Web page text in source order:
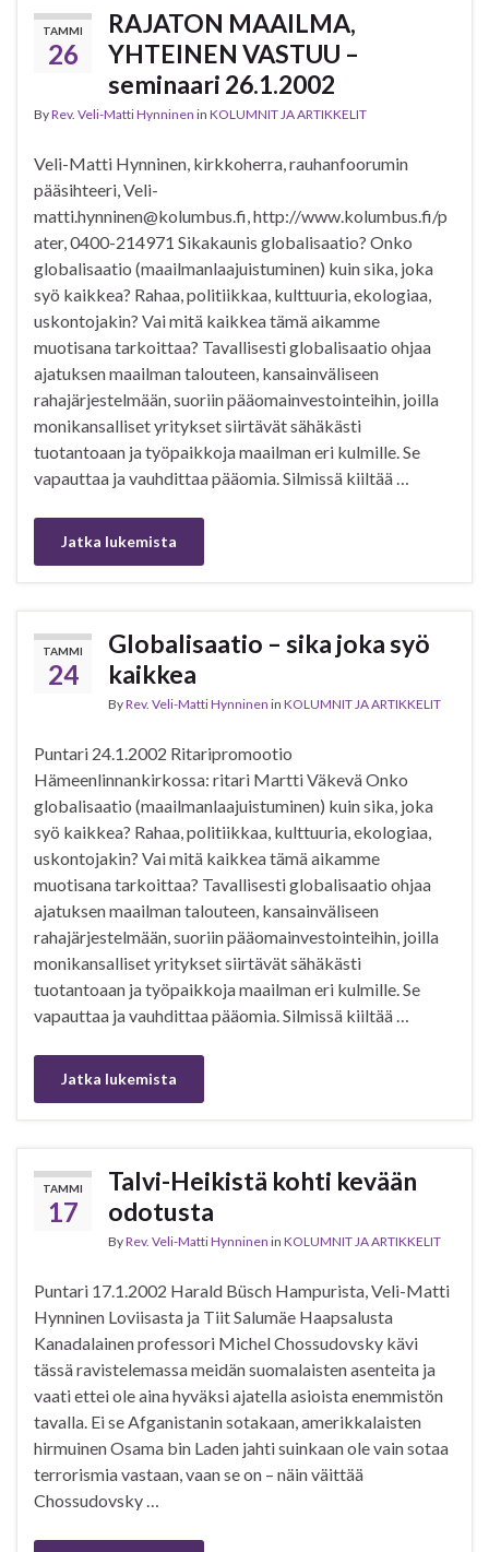
TAMMI
26
RAJATON MAAILMA,
YHTEINEN VASTUU –
seminaari 26.1.2002
ByRev. Veli-Matti Hynninen in KOLUMNIT JA ARTIKKELIT
Veli-Matti Hynninen, kirkkoherra, rauhanfoorumin
pääsihteeri, Veli-
matti.hynninen@kolumbus.fi, http://www.kolumbus.fi/p
ater, 0400-214971 Sikakaunis globalisaatio? Onko
globalisaatio (maailmanlaajuistuminen) kuin sika, joka
syö kaikkea? Rahaa, politiikkaa, kulttuuria, ekologiaa,
uskontojakin? Vai mitä kaikkea tämä aikamme
muotisana tarkoittaa? Tavallisesti globalisaatio ohjaa
ajatuksen maailman talouteen, kansainväliseen
rahajärjestelmään, suoriin pääomainvestointeihin, joilla
monikansalliset yritykset siirtävät sähäkästi
tuotantoaan ja työpaikkoja maailman eri kulmille. Se
vapauttaa ja vauhdittaa pääomia. Silmissä kiiltää …
Jatka lukemista
TAMMI
24
Globalisaatio – sika joka syö
kaikkea
ByRev. Veli-Matti Hynninen in KOLUMNIT JA ARTIKKELIT
Puntari 24.1.2002 Ritaripromootio
Hämeenlinnankirkossa: ritari Martti Väkevä Onko
globalisaatio (maailmanlaajuistuminen) kuin sika, joka
syö kaikkea? Rahaa, politiikkaa, kulttuuria, ekologiaa,
uskontojakin? Vai mitä kaikkea tämä aikamme
muotisana tarkoittaa? Tavallisesti globalisaatio ohjaa
ajatuksen maailman talouteen, kansainväliseen
rahajärjestelmään, suoriin pääomainvestointeihin, joilla
monikansalliset yritykset siirtävät sähäkästi
tuotantoaan ja työpaikkoja maailman eri kulmille. Se
vapauttaa ja vauhdittaa pääomia. Silmissä kiiltää …
Jatka lukemista
TAMMI
17
Talvi-Heikistä kohti kevään
odotusta
ByRev. Veli-Matti Hynninen in KOLUMNIT JA ARTIKKELIT
Puntari 17.1.2002 Harald Büsch Hampurista, Veli-Matti
Hynninen Loviisasta ja Tiit Salumäe Haapsalusta
Kanadalainen professori Michel Chossudovsky kävi
tässä ravistelemassa meidän suomalaisten asenteita ja
vaati ettei ole aina hyväksi ajatella asioista enemmistön
tavalla. Ei se Afganistanin sotakaan, amerikkalaisten
hirmuinen Osama bin Laden jahti suinkaan ole vain sotaa
terrorismia vastaan, vaan se on – näin väittää
Chossudovsky …